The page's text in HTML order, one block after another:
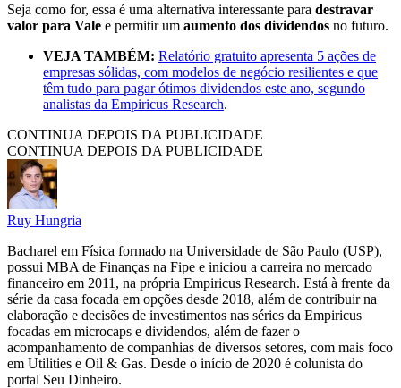
Seja como for, essa é uma alternativa interessante para destravar
valor para Vale e permitir um aumento dos dividendos no futuro.
VEJA TAMBÉM: Relatório gratuito apresenta 5 ações de
empresas sólidas, com modelos de negócio resilientes e que
têm tudo para pagar ótimos dividendos este ano, segundo
analistas da Empiricus Research.
CONTINUA DEPOIS DA PUBLICIDADE
CONTINUA DEPOIS DA PUBLICIDADE
Ruy Hungria
Bacharel em Física formado na Universidade de São Paulo (USP),
possui MBA de Finanças na Fipe e iniciou a carreira no mercado
financeiro em 2011, na própria Empiricus Research. Está à frente da
série da casa focada em opções desde 2018, além de contribuir na
elaboração e decisões de investimentos nas séries da Empiricus
focadas em microcaps e dividendos, além de fazer o
acompanhamento de companhias de diversos setores, com mais foco
em Utilities e Oil & Gas. Desde o início de 2020 é colunista do
portal Seu Dinheiro.